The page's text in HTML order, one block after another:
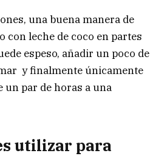
una buena manera de
con leche de coco en partes
espeso, añadir un poco de
y finalmente únicamente
par de horas a una
utilizar para